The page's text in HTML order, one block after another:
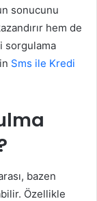
sonucunu
hem de
sorgulama
Sms ile Kredi
bazen
Özellikle